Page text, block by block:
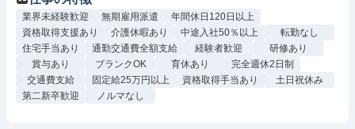
業界未経験歓迎 無期雇用派遣
年間休日120日以上
資格取得支援あり
介護休暇あり 中途入社50％以上
転勤なし
住宅手当あり
通勤交通費全額支給 経験者歓迎
研修あり
賞与あり
ブランクOK 育休あり
完全週休2日制
交通費支給
固定給25万円以上 資格取得手当あり
土日祝休み
第二新卒歓迎
ノルマなし